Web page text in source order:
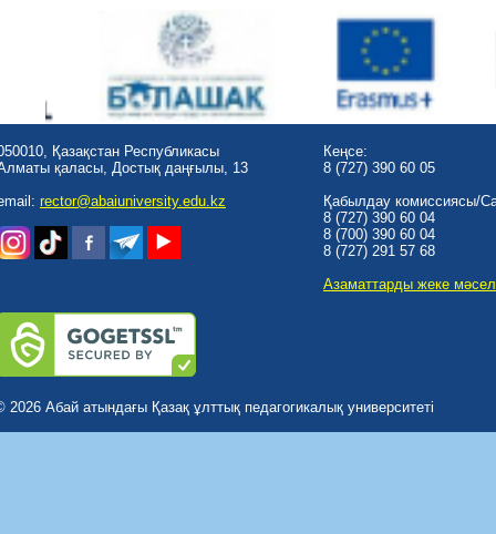
Қазақстан Республикасы
қаласы, Достық даңғылы, 13
rector@abaiuniversity.edu.kz
Кеңсе:
8 (727) 390 60 05
Қабылдау комиссиясы/
8 (727) 390 60 04
8 (700) 390 60 04
8 (727) 291 57 68
Азаматтарды жеке
2026 Абай атындағы Қазақ ұлттық педагогикалық университеті